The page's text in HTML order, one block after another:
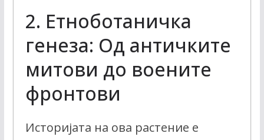
2. Етноботаничка
генеза: Од античките
митови до воените
фронтови
Историјата на ова растение е